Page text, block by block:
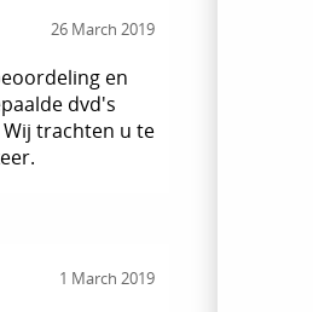
26 March 2019
en
dvd's
trachten u te
1 March 2019